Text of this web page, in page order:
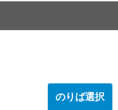
のりば選択